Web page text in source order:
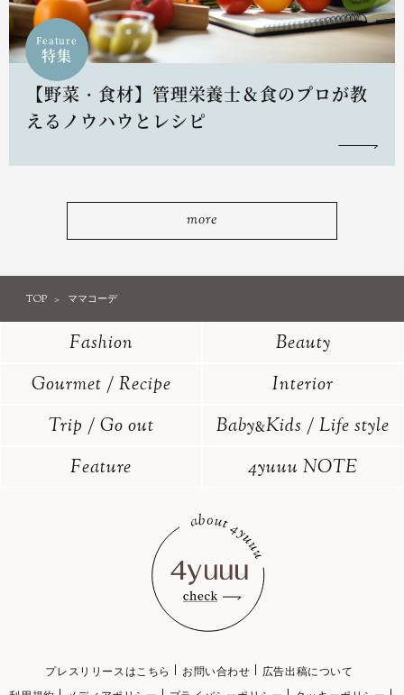
Feature
特集
【野菜・食材】管理栄養士＆食のプロが教
えるノウハウとレシピ
more
TOP ママコーデ
Fashion
Beauty
Gourmet / Recipe
Interior
Trip / Go out
Baby&Kids / Life style
Feature
4yuuu NOTE
プレスリリースはこちら お問い合わせ
広告出稿について